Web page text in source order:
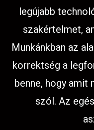
legújabb
szakértelmet,
Munkánkban az
korrektség a
benne, hogy amit
szól. Az